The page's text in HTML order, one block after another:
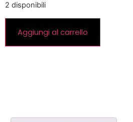
2 disponibili
Aggiungi al carrello